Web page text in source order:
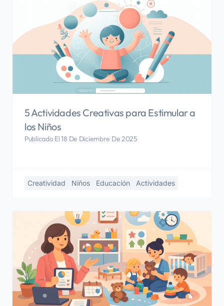
5 Actividades Creativas para Estimular a
los Niños
Publicado El 18 De Diciembre De 2025
Creatividad Niños Educación Actividades